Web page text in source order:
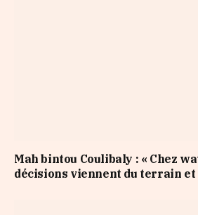
Mah bintou Coulibaly : « Chez
décisions viennent du terrain et